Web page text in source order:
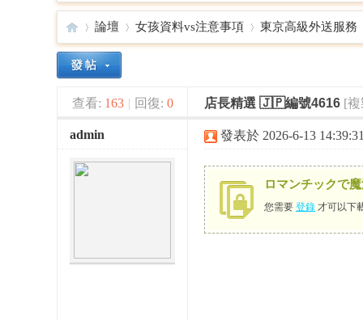
🥇
日
»
論壇
›
女孩資料vs注意事項
›
東京高級外送服務
›
查看: 163 | 回復: 0 店長精選 🇯🇵編號4616 [
admin 發表於 2026-6-13
ロマンチックで
您需要 登錄 才可以下